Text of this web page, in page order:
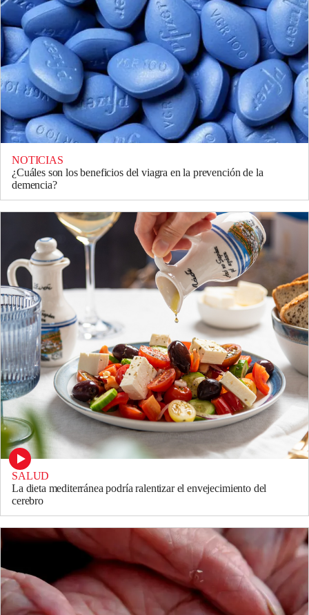
NOTICIAS
¿Cuáles son los beneficios del viagra en la prevención de la
demencia?
SALUD
La dieta mediterránea podría ralentizar el envejecimiento del
cerebro